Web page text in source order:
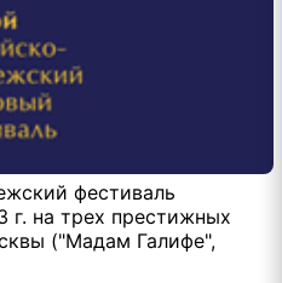
фестиваль
г. на трех престижных
("Мадам Галифе",